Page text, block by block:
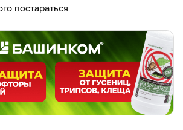
постараться.